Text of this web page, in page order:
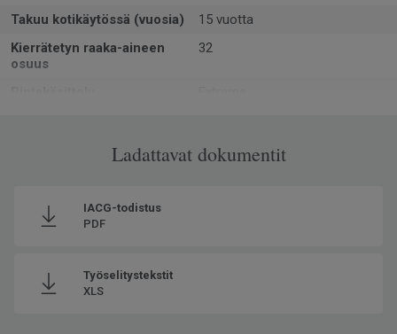
Takuu kotikäytössä (vuosia)
15 vuotta
Kierrätetyn raaka-aineen
osuus
32
Kokonaispaksuus
2.8
Valmistettu
SAP SKU-nro
Ladattavat dokumentit
IACG-todistus
PDF
Työselitystekstit
XLS